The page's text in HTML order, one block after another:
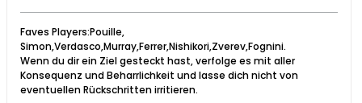
Faves Players:Pouille,
Simon,Verdasco,Murray,Ferrer,Nishikori,Zverev,Fognini.
Wenn du dir ein Ziel gesteckt hast, verfolge es mit aller
Konsequenz und Beharrlichkeit und lasse dich nicht von
eventuellen Rückschritten irritieren.